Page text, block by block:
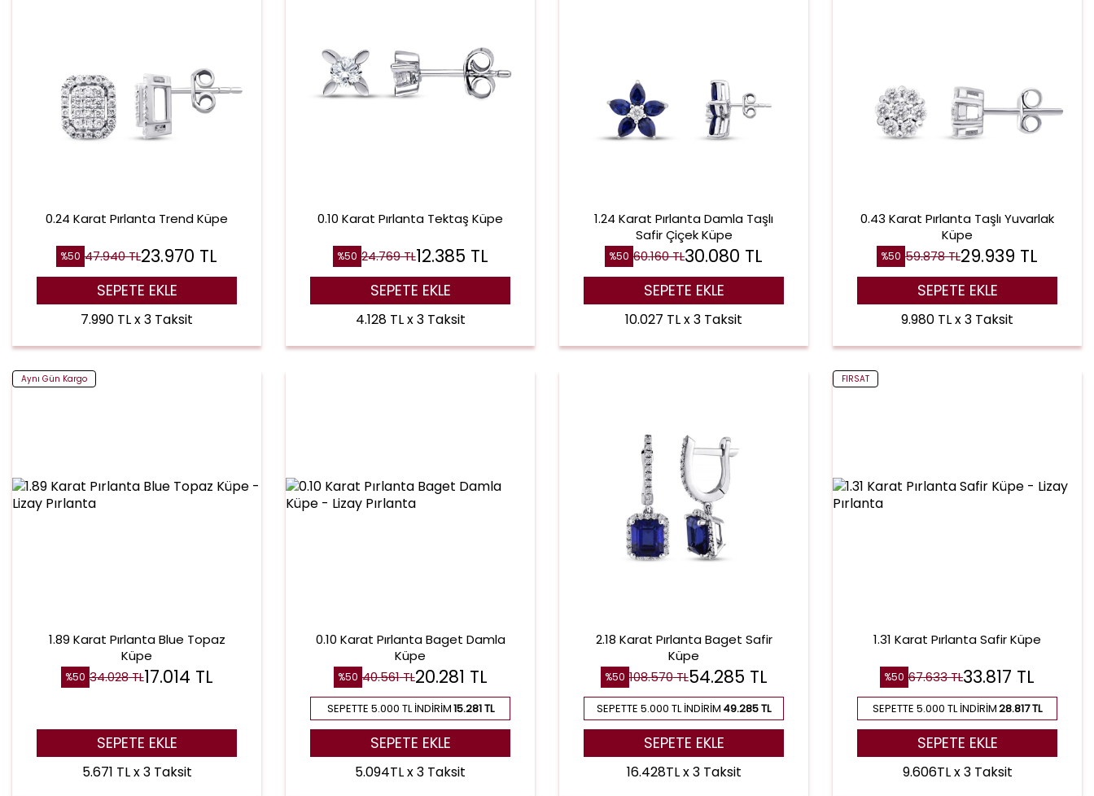
0.24 Karat Pırlanta Trend Küpe
%50 47.940TL23.970 TL
SEPETE EKLE
7.990 TL x 3 Taksit
0.10 Karat Pırlanta Tektaş Küpe
%50 24.769TL12.385 TL
SEPETE EKLE
4.128 TL x 3 Taksit
1.24 Karat Pırlanta Damla Taşlı
Safir Çiçek Küpe
%50 60.160TL30.080 TL
SEPETE EKLE
10.027 TL x 3 Taksit
0.43 Karat Pırlanta Taşlı Yuvarlak
Küpe
%50 59.878TL29.939 TL
SEPETE EKLE
9.980 TL x 3 Taksit
Aynı Gün Kargo
1.89 Karat Pırlanta Blue Topaz
Küpe
%50 34.028TL17.014 TL
SEPETE EKLE
5.671 TL x 3 Taksit
0.10 Karat Pırlanta Baget Damla
Küpe
%50 40.561TL20.281 TL
SEPETTE 5.000 TL İNDIRIM15.281 TL
SEPETE EKLE
5.094TL x 3 Taksit
2.18 Karat Pırlanta Baget Safir
Küpe
%50 108.570TL54.285 TL
SEPETTE 5.000 TL İNDIRIM 49.285 TL
SEPETE EKLE
16.428TL x 3 Taksit
FIRSAT
1.31 Karat Pırlanta Safir Küpe
%50 67.633TL33.817 TL
SEPETTE 5.000 TL İNDIRIM28.817 TL
SEPETE EKLE
9.606TL x 3 Taksit